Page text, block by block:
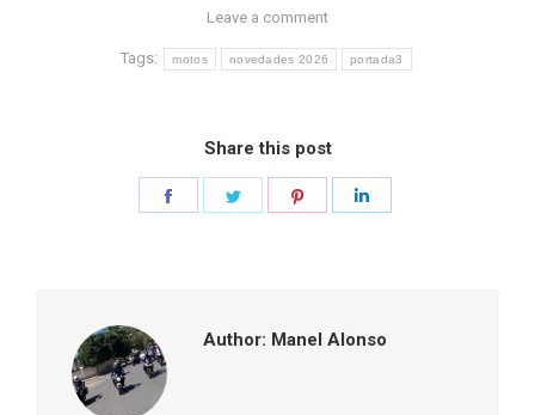
Leave a comment
Tags: motos novedades 2026 portada3
Share this post
Author: Manel Alonso